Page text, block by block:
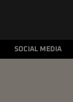
SOCIAL MEDIA